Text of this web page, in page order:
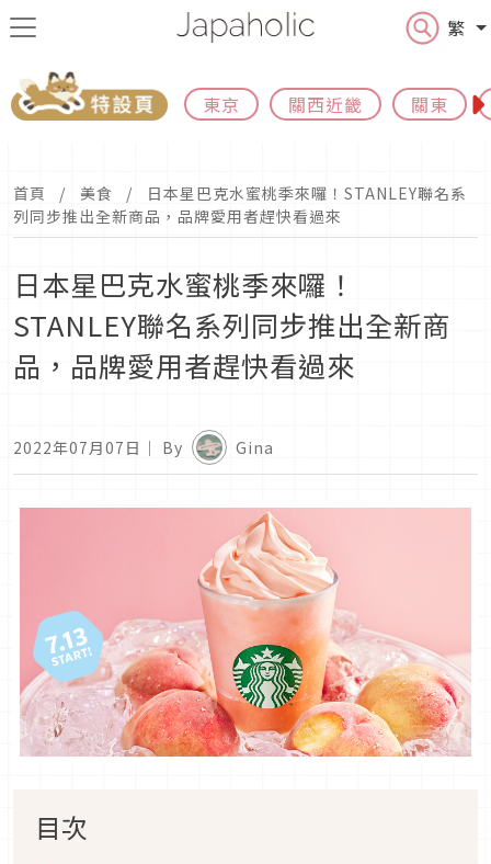
繁
東京 關西近畿 關東
首頁 美食
日本星巴克水蜜桃季來囉！STANLEY聯名系
列同步推出全新商品，品牌愛用者趕快看過來
日本星巴克水蜜桃季來囉！
STANLEY聯名系列同步推出全新商
品，品牌愛用者趕快看過來
2022年07月07日 ｜ By Gina
目次